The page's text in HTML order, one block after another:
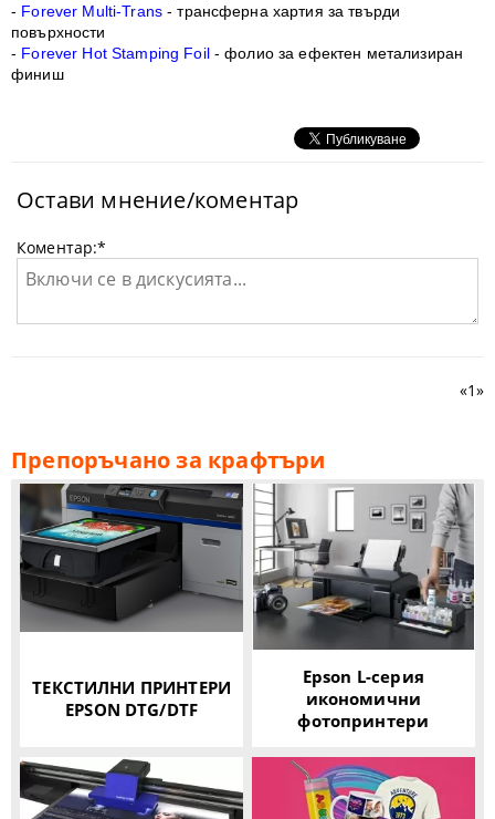
- Forever Multi-Trans- трансферна хартия за твърди
повърхности
- Forever Hot Stamping Foil- фолио за ефектен метализиран
финиш
Остави мнение/коментар
Коментар:*
«1»
Препоръчано за крафтъри
ТЕКСТИЛНИ ПРИНТЕРИ
EPSON DTG/DTF
Epson L-серия
икономични
фотопринтери